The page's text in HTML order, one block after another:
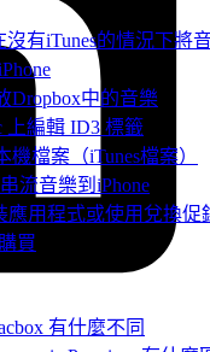
有iTunes的情況下將
Dropbox中的音樂
上編輯 ID3 標籤
檔案（iTunes檔案）
流音樂到iPhone
應用程式或使用兌換促
買
有什麼不同